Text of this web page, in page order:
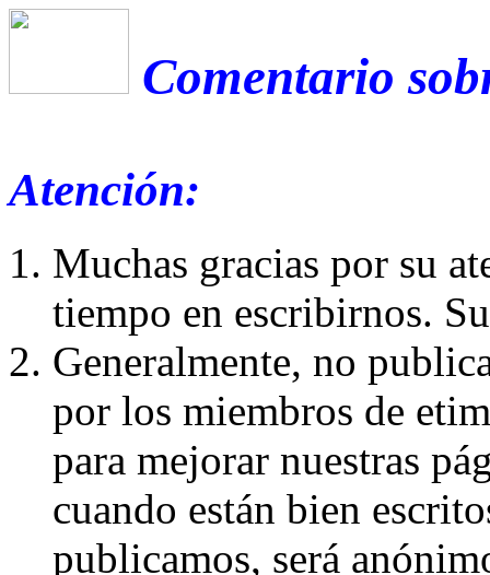
Comentario
Atención:
Muchas gracias por su
tiempo en escribirnos.
Generalmente, no
por los miembros de
para mejorar nuestras
cuando están bien
publicamos, será